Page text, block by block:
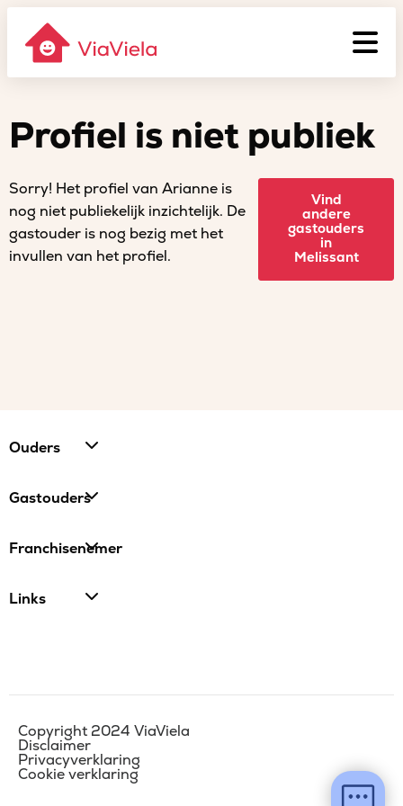
Profiel is niet publiek
Sorry! Het profiel van Arianne is
nog niet publiekelijk inzichtelijk. De
gastouder is nog bezig met het
invullen van het profiel.
Vind
andere
gastouders
in
Melissant
Ouders
Gastouders
Franchisenemer
Links
Copyright 2024 ViaViela
Disclaimer
Privacyverklaring
Cookie verklaring